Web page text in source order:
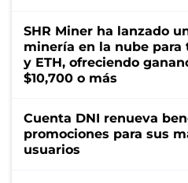
SHR Miner ha lanzado
minería en la nube para
y ETH, ofreciendo
$10,700 o más
Cuenta DNI renueva
promociones para sus
usuarios